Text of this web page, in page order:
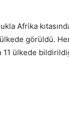
Afrika
ülkede görüldü.
ülkede bildirildiği